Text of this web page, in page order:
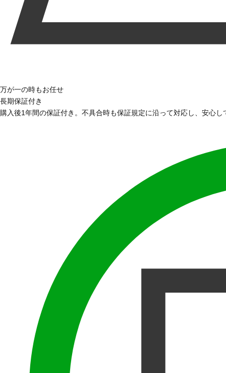
万が一の時もお任せ
長期保証付き
購入後1年間の保証付き。不具合時も保証規定に沿って対応し、安心